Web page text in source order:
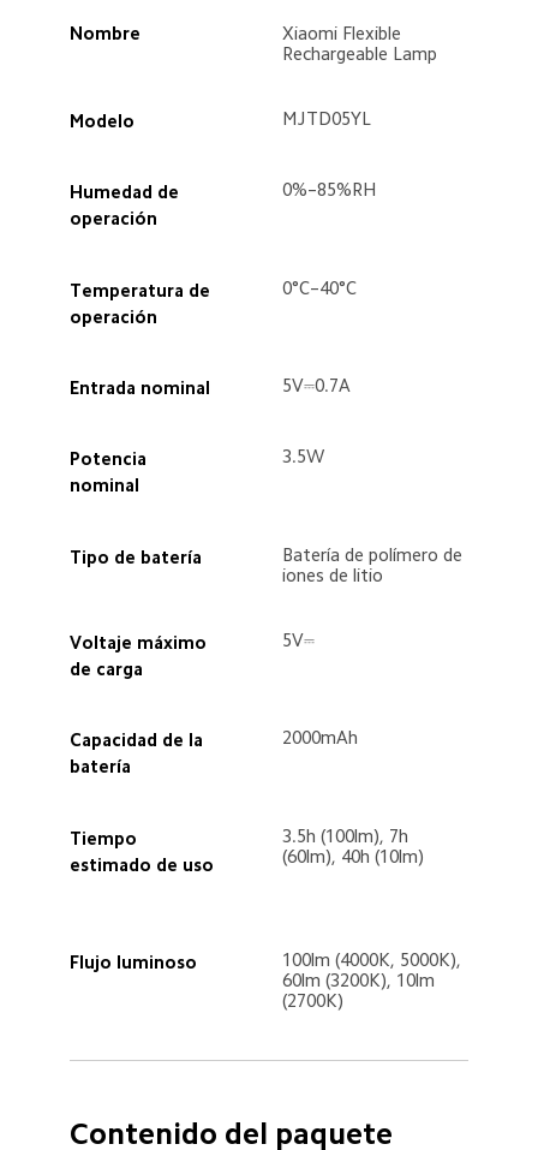
Nombre
Xiaomi Flexible
Rechargeable Lamp
Modelo MJTD05YL
Humedad de
operación
0%–85%RH
Temperatura de
operación
0°C–40°C
Entrada nominal 5V⎓0.7A
Potencia
nominal
3.5W
Tipo de batería
Batería de polímero de
iones de litio
Voltaje máximo
de carga
5V⎓
Capacidad de la
batería
2000mAh
Tiempo
estimado de uso
3.5h (100lm), 7h
(60lm), 40h (10lm)
Flujo luminoso
100lm (4000K, 5000K),
60lm (3200K), 10lm
(2700K)
Contenido del paquete